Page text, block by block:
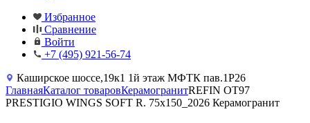
Избранное
Сравнение
Войти
+7 (495) 921-56-74
Каширское шоссе,19к1 1й этаж МФТК пав.1Р26
ГлавнаяКаталог товаровКерамогранитREFIN OT97
PRESTIGIO WINGS SOFT R. 75x150_2026 Керамогранит